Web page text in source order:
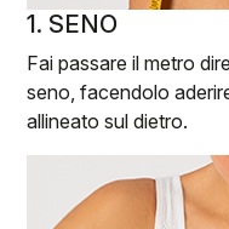
1. SENO
Fai passare il metro
seno, facendolo
allineato sul dietro.